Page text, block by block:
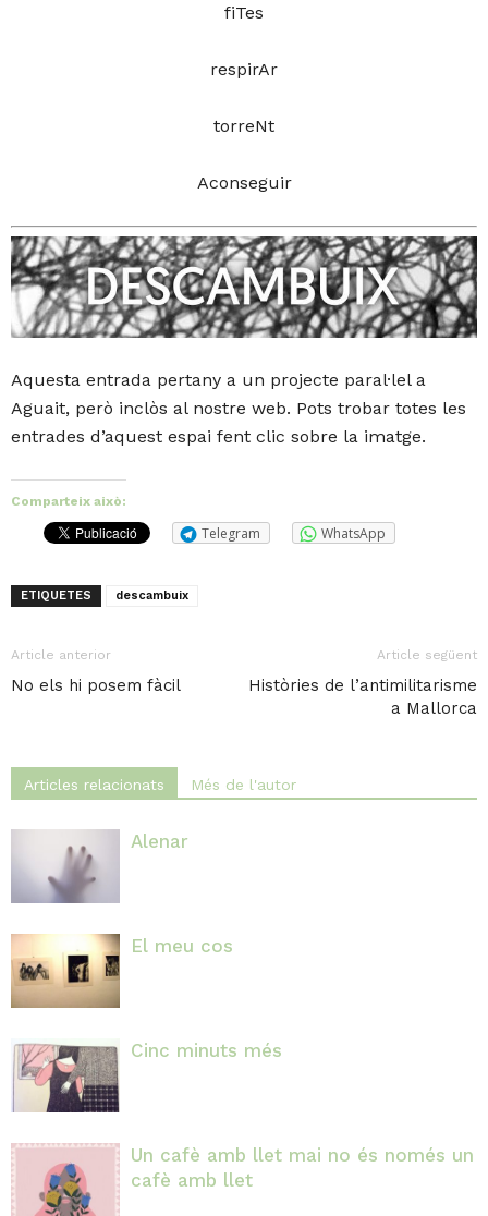
fiTes
respirAr
torreNt
Aconseguir
Aquesta entrada pertany a un projecte paral·lel a
Aguait, però inclòs al nostre web. Pots trobar totes les
entrades d’aquest espai fent clic sobre la imatge.
Comparteix això:
Telegram WhatsApp
ETIQUETES descambuix
Article anterior
No els hi posem fàcil
Article següent
Històries de l’antimilitarisme
a Mallorca
Articles relacionats Més de l'autor
Alenar
El meu cos
Cinc minuts més
Un cafè amb llet mai no és només un
cafè amb llet